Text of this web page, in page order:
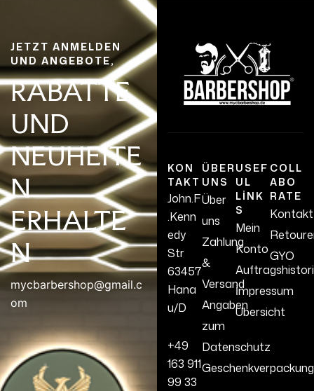
KON
TAKT
John.F
.Kenn
edy
Str
63457
Hana
u/D
+49
163 911
99 33
ÜBER
UNS
Über
uns
Zahlung
&
Versand
Angaben
zum
Datenschutz
Geschenkverpackung
USEF
UL
LINK
S
Mein
Konto
İmpressum
Übersicht
COLL
ABO
RATE
Kontakt
GYO
JETZT ANMELDEN
UND ANGEBOTE,
RABATTE
UND
NEUHEITE
N
ERHALTE
N
mycbarbershop@gmail.c
om